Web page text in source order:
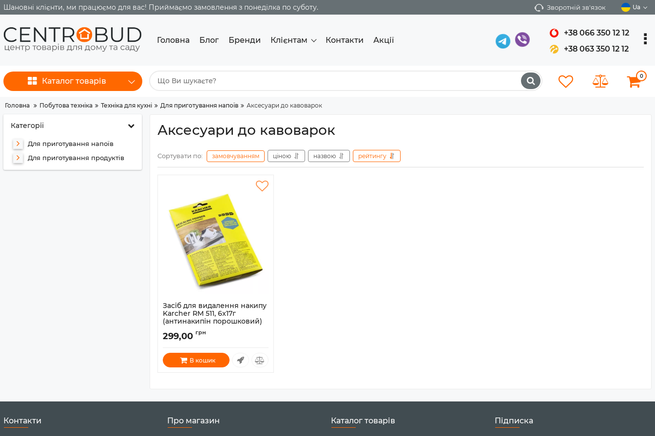
Шановні клієнти, ми працюємо для вас! Приймаємо замовлення з понеділка по суботу. Зворотній зв'язок Ua
Головна Блог Бренди Клієнтам Контакти Акції
+38 066 350 12 12
+38 063 350 12 12
Каталог товарів
0
Головна Побутова техніка Техніка для кухні Для приготування напоїв Аксесуари до кавоварок
Категорії
Для приготування напоїв
Для приготування продуктів
Аксесуари до кавоварок
Сортувати по: замовчуванням ціною назвою рейтингу
Засіб для видалення накипу
Karcher RM 511, 6x17г
(антинакипін порошковий)
6.296-193.0
299,00 грн
В кошик
Контакти Про магазин Каталог товарів Підписка